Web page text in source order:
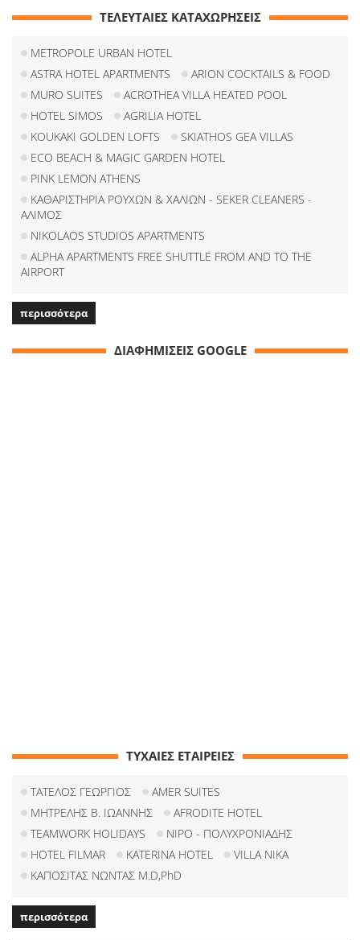
ΤΕΛΕΥΤΑΙΕΣ ΚΑΤΑΧΩΡΗΣΕΙΣ
METROPOLE URBAN HOTEL
ASTRA HOTEL APARTMENTS
ARION COCKTAILS & FOOD
MURO SUITES
ACROTHEA VILLA HEATED POOL
HOTEL SIMOS
AGRILIA HOTEL
KOUKAKI GOLDEN LOFTS
SKIATHOS GEA VILLAS
ECO BEACH & MAGIC GARDEN HOTEL
PINK LEMON ATHENS
ΚΑΘΑΡΙΣΤΗΡΙΑ ΡΟΥΧΩΝ & ΧΑΛΙΩΝ - SEKER CLEANERS -
ΑΛΙΜΟΣ
NIKOLAOS STUDIOS APARTMENTS
ALPHA APARTMENTS FREE SHUTTLE FROM AND TO THE
AIRPORT
περισσότερα
ΔΙΑΦΗΜΙΣΕΙΣ GOOGLE
ΤΥΧΑΙΕΣ ΕΤΑΙΡΕΙΕΣ
ΤΑΤΕΛΟΣ ΓΕΩΡΓΙΟΣ
AMER SUITES
ΜΗΤΡΕΛΗΣ Β. ΙΩΑΝΝΗΣ
AFRODITE HOTEL
TEAMWORK HOLIDAYS
NIPO - ΠΟΛΥΧΡΟΝΙΑΔΗΣ
HOTEL FILMAR
KATERINA HOTEL
VILLA NIKA
ΚΑΠΟΣΙΤΑΣ ΝΩΝΤΑΣ M.D,PhD
περισσότερα